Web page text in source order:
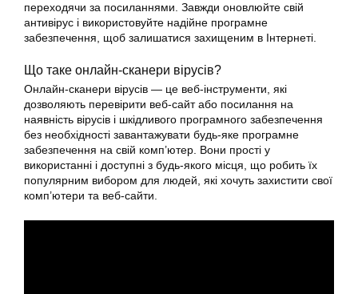
переходячи за посиланнями. Завжди оновлюйте свій
антивірус і використовуйте надійне програмне
забезпечення, щоб залишатися захищеним в Інтернеті.
Що таке онлайн-сканери вірусів?
Онлайн-сканери вірусів — це веб-інструменти, які
дозволяють перевірити веб-сайт або посилання на
наявність вірусів і шкідливого програмного забезпечення
без необхідності завантажувати будь-яке програмне
забезпечення на свій комп’ютер. Вони прості у
використанні і доступні з будь-якого місця, що робить їх
популярним вибором для людей, які хочуть захистити свої
комп’ютери та веб-сайти.